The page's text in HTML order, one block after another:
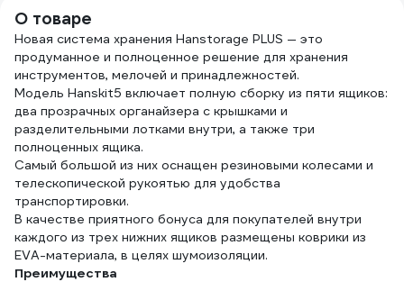
О товаре
Новая система хранения Hanstorage PLUS — это
продуманное и полноценное решение для хранения
инструментов, мелочей и принадлежностей.
Модель Hanskit5 включает полную сборку из пяти ящиков:
два прозрачных органайзера с крышками и
разделительными лотками внутри, а также три
полноценных ящика.
Самый большой из них оснащен резиновыми колесами и
телескопической рукоятью для удобства
транспортировки.
В качестве приятного бонуса для покупателей внутри
каждого из трех нижних ящиков размещены коврики из
EVA-материала, в целях шумоизоляции.
Преимущества